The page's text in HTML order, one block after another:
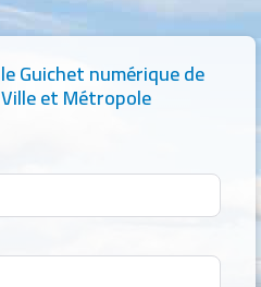
Guichet numérique de
et Métropole